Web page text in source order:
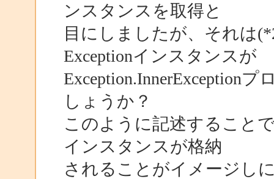
ンスタンスを取得と
目にしましたが、それは
Exceptionインスタンスが
Exception.InnerException
しょうか？
このように記述すること
インスタンスが格納
されることがイメージし